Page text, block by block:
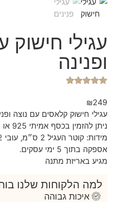
עגילי חישוק
ופנינה
מתוך 5
מבוסס על
דירוגים של
לקוחות
₪249
עגילי חישוק קלאסים עם נוצה
ניתן להזמין בכסף אמיתי 925 או בציפוי זהב 14 קראט
מידות: קוטר העגיל 2 ס״מ, עובי 2 מ״מ. אורך הנוצה 2 ס״מ
אספקה בתוך 5 ימי עסקים.
מגיע באריזת מתנה
למה הלקוחות שלנו
איכות גבוהה